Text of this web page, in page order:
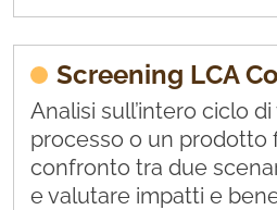
Screening LCA
Analisi sull’intero ciclo
processo o un prodotto
confronto tra due
e valutare impatti e